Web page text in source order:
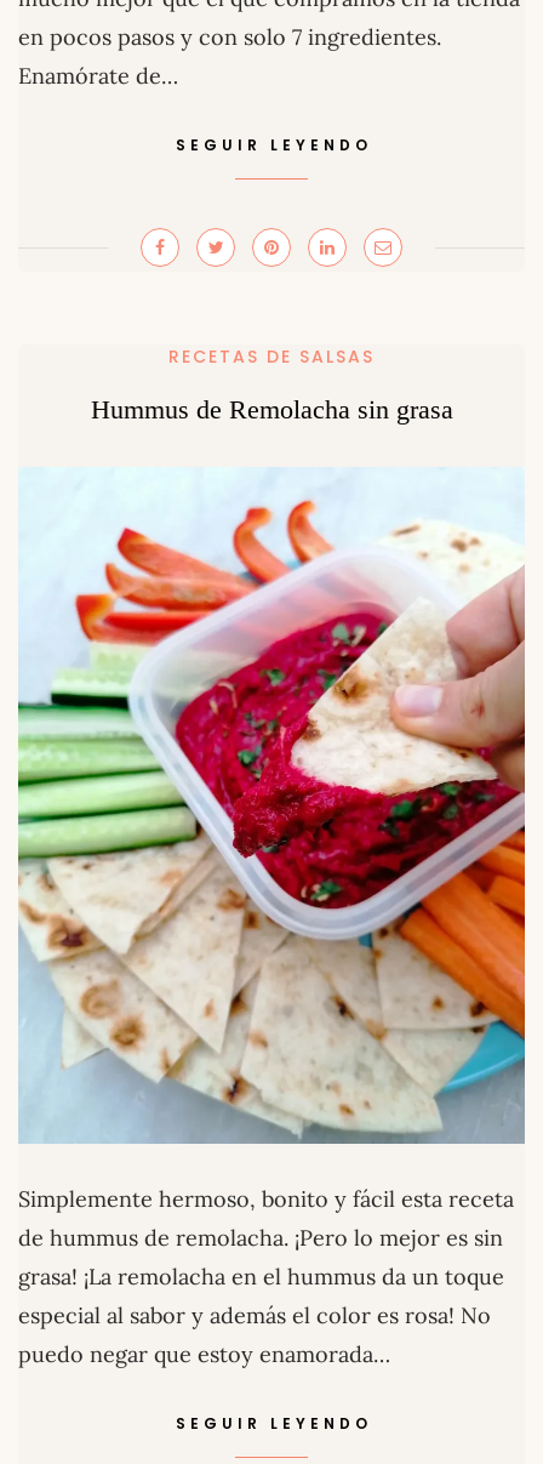
en pocos pasos y con solo 7 ingredientes.
Enamórate de…
SEGUIR LEYENDO
RECETAS DE SALSAS
Hummus de Remolacha sin grasa
Simplemente hermoso, bonito y fácil esta receta
de hummus de remolacha. ¡Pero lo mejor es sin
grasa! ¡La remolacha en el hummus da un toque
especial al sabor y además el color es rosa! No
puedo negar que estoy enamorada…
SEGUIR LEYENDO